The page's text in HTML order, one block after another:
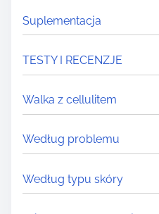
Suplementacja
TESTY I RECENZJE
Walka z cellulitem
Według problemu
Według typu skóry